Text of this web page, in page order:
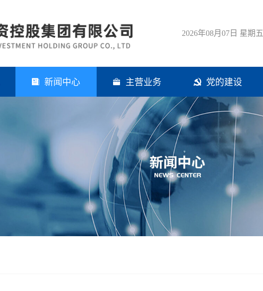
2026年08月07日 星期五
新闻中心 主营业务 党的建设